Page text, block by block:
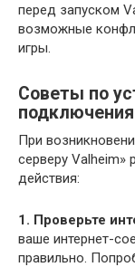
перед запуском
возможные
игры.
Советы по
При
серверу
действия:
1. Проверьте
ваше интернет-
правильно.